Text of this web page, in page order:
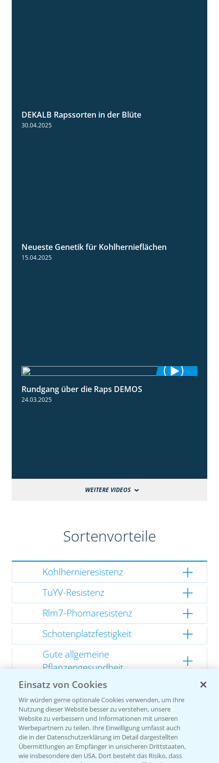
DEKALB Rapssorten in der Blüte
Neueste Genetik für Kohlhernieflächen
15.04.2025
Rundgang über die Raps DEMOS
24.03.2025
WEITERE VIDEOS
Sortenvorteile
Kohlhernieresistenz
TuYV-Resistenz
Rlm7-Phomaresistenz
Schotenplatzfestigkeit
Gute allgemeine
Pflanzengesundheit
Kompakte Herbstentwicklung
Empfehlungen
Einsatz von Cookies
Wir würden gerne optionale Cookies verwenden, um Ihre
Nutzung dieser Website besser zu verstehen, unsere
Website zu verbessern und Informationen mit unseren
Werbepartnern zu teilen. Ihre Einwilligung umfasst auch
die in der Datenschutzerklärung im Detail dargestellten
Übermittlungen an Empfänger in unsicheren Drittstaaten,
wie insbesondere den USA. Dort besteht das Risiko, dass